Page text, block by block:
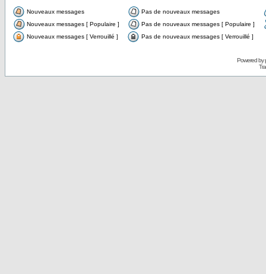
Nouveaux messages
Pas de nouveaux messages
Nouveaux messages [ Populaire ]
Pas de nouveaux messages [ Populaire ]
Nouveaux messages [ Verrouillé ]
Pas de nouveaux messages [ Verrouillé ]
Powered by